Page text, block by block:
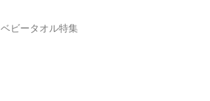
ベビータオル特集